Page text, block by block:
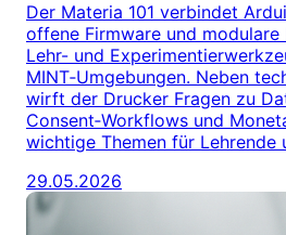
Der Materia 101 verbindet
offene Firmware und modulare
Lehr- und
MINT‑Umgebungen. Neben
wirft der Drucker Fragen zu
Consent‑Workflows und
wichtige Themen für Lehrende
29.05.2026